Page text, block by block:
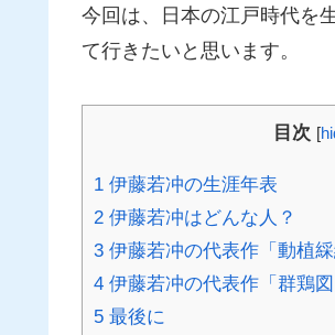
今回は、日本の江戸時代を
て行きたいと思います。
目次 [
1 伊藤若冲の生涯年表
2 伊藤若冲はどんな人？
3 伊藤若冲の代表作「動植
4 伊藤若冲の代表作「群鶏
5 最後に